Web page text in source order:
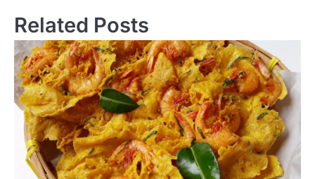
Related Posts